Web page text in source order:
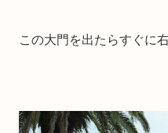
この大門を出たらすぐに